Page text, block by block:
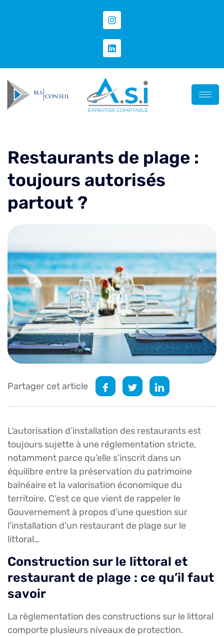
Restaurants de plage :
toujours autorisés
partout ?
Partager cet article
L‘autorisation d’installation des restaurants est
toujours sujette à une réglementation stricte,
notamment parce qu’elle s’inscrit dans un
équilibre entre la préservation du patrimoine
balnéaire et la valorisation économique du
territoire. C’est ce que vient de rappeler le
Gouvernement à propos d’une question sur
l’installation d’un restaurant de plage sur le
littoral…
Construction sur le littoral et
restaurant de plage : ce qu’il faut
savoir
La règlementation des constructions sur le littoral
comporte plusieurs niveaux de protection.